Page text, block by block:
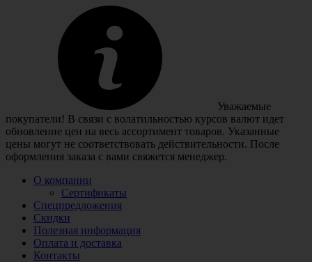
Уважаемые
покупатели! В связи с волатильностью курсов валют идет
обновление цен на весь ассортимент товаров. Указанные
цены могут не соответствовать действительности. После
оформления заказа с вами свяжется менеджер.
О компании
Сертификаты
Спецпредложения
Скидки
Полезная информация
Оплата и доставка
Контакты